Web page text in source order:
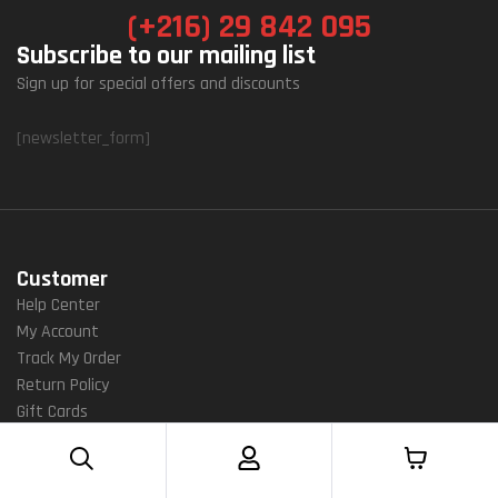
(+216) 29 842 095
Subscribe to our mailing list
Sign up for special offers and discounts
[newsletter_form]
Customer
Help Center
My Account
Track My Order
Return Policy
Gift Cards
About Us
Company Info